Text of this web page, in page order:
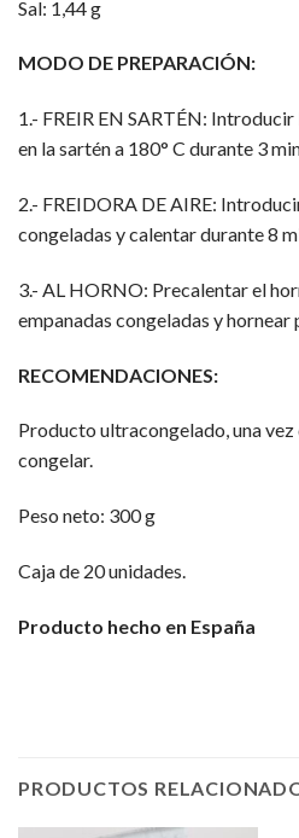
Sal: 1,44 g
MODO DE PREPARACIÓN:
1.- FREIR EN SARTÉN:
en la sartén a 180° C durante 3
2.- FREIDORA DE AIRE:
congeladas y calentar durante 8
3.- AL HORNO: Precalentar el
empanadas congeladas y hornear
RECOMENDACIONES:
Producto ultracongelado, una
congelar.
Peso neto: 300 g
Caja de 20 unidades.
Producto hecho en España
PRODUCTOS